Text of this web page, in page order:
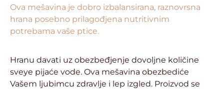
Ova mešavina je dobro izbalansirana, raznovrsna
hrana posebno prilagođjena nutritivnim
potrebama vaše ptice.
Hranu davati uz obezbeđjenje dovoljne količine
sveye pijaće vode. Ova mešavina obezbediće
Vašem ljubimcu zdravlje i lep izgled. Proizvod se